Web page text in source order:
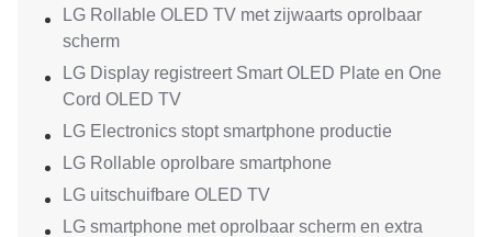
LG Rollable OLED TV met zijwaarts oprolbaar
scherm
LG Display registreert Smart OLED Plate en One
Cord OLED TV
LG Electronics stopt smartphone productie
LG Rollable oprolbare smartphone
LG uitschuifbare OLED TV
LG smartphone met oprolbaar scherm en extra